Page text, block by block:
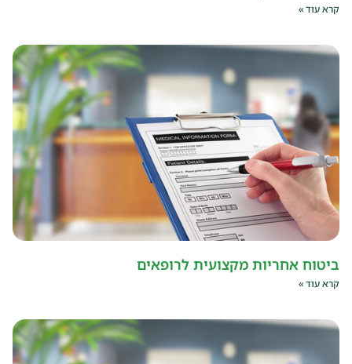
קרא עוד »
ביטוח אחריות מקצועית לרופאים
קרא עוד »